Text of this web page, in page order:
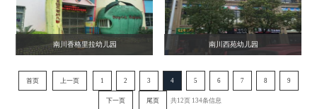
南川香格里拉幼儿园 南川西苑幼儿园
首页 上一页 1 2 3 4 5 6 7 8 9
下一页 尾页 共12页 134条信息